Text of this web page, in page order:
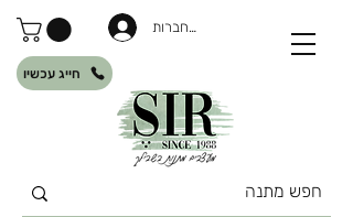
חייג עכשיו
להתחברות